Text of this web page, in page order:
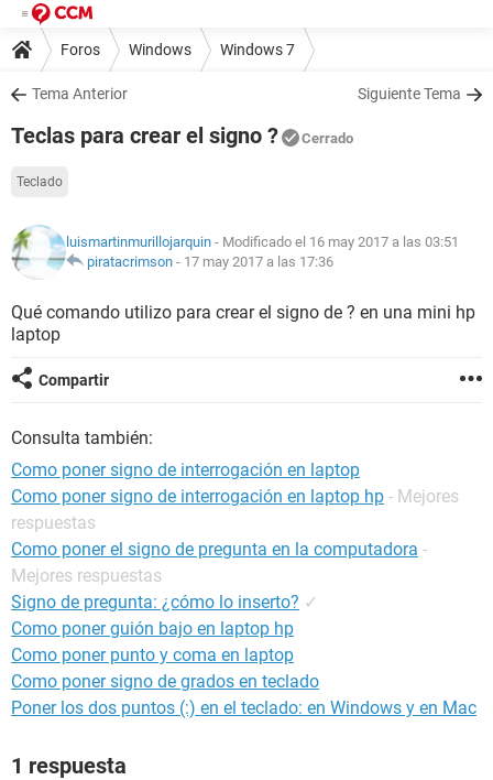
Foros Windows Windows 7
Tema Anterior Siguiente Tema
Teclas para crear el signo ? Cerrado
Teclado
luismartinmurillojarquin - Modificado el 16 may 2017 a las 03:51
piratacrimson - 17 may 2017 a las 17:36
Qué comando utilizo para crear el signo de ? en una mini hp
laptop
Compartir
Consulta también:
Como poner signo de interrogación en laptop
Como poner signo de interrogación en laptop hp - Mejores
respuestas
Como poner el signo de pregunta en la computadora -
Mejores respuestas
Signo de pregunta: ¿cómo lo inserto? ✓
Como poner guión bajo en laptop hp
Como poner punto y coma en laptop
Como poner signo de grados en teclado
Poner los dos puntos (:) en el teclado: en Windows y en Mac
1 respuesta